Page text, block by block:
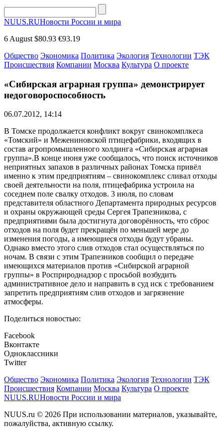
NUUS.RUНовости России и мира
6 August $80.93 €93.19
Общество Экономика Политика Экология Технологии ТЭК
Происшествия Компании Москва Культура О проекте
«Сибирская аграрная группа» демонстрирует
недоговороспособность
06.07.2012, 14:14
В Томске продолжается конфликт вокруг свинокомплкеса
«Томский» и Межениновской птицефабрики, входящих в
состав агропромышленного холдинга «Сибирская аграрная
группа».В конце июня уже сообщалось, что поиск источников
неприятных запахов в различных районах Томска привёл
именно к этим предприятиям – свинокомплекс сливал отходы
своей деятельности на поля, птицефабрика устроила на
соседнем поле свалку отходов. 3 июля, по словам
представителя областного Департамента природных ресурсов
и охраны окружающей среды Сергея Трапезникова, с
предприятиями была достигнута договорённость, что сброс
отходов на поля будет прекращён по меньшей мере до
изменения погоды, а имеющиеся отходы будут убраны.
Однако вместо этого слив отходов стал осуществляться по
ночам. В связи с этим Трапезников сообщил о передаче
имеющихся материалов против «Сибирской аграрной
группы» в Росприроднадзор с просьбой возбудить
административное дело и направить в суд иск с требованием
запретить предприятиям слив отходов и загрязнение
атмосферы.
Поделиться новостью:
Facebook
Вконтакте
Одноклассники
Twitter
Общество Экономика Политика Экология Технологии ТЭК
Происшествия Компании Москва Культура О проекте
NUUS.RUНовости России и мира
NUUS.ru © 2026 При использовании материалов, указывайте,
пожалуйства, активную ссылку.